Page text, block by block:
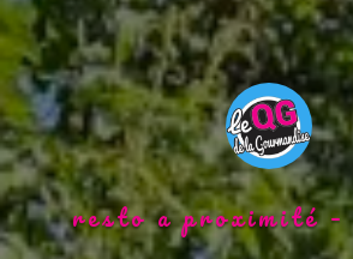
resto a proximité